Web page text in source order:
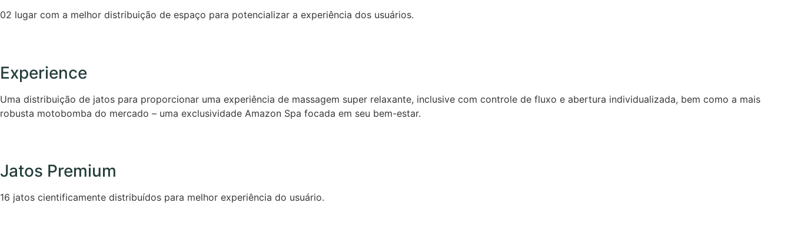
02 lugar com a melhor distribuição de espaço para potencializar a experiência dos usuários.
Experience
Uma distribuição de jatos para proporcionar uma experiência de massagem super relaxante, inclusive com controle de fluxo e abertura individualizada, bem como a mais
robusta motobomba do mercado – uma exclusividade Amazon Spa focada em seu bem-estar.
Jatos Premium
16 jatos cientificamente distribuídos para melhor experiência do usuário.